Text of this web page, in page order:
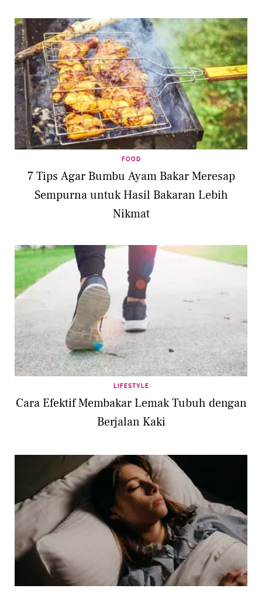
FOOD
7 Tips Agar Bumbu Ayam Bakar Meresap
Sempurna untuk Hasil Bakaran Lebih
Nikmat
LIFESTYLE
Cara Efektif Membakar Lemak Tubuh dengan
Berjalan Kaki